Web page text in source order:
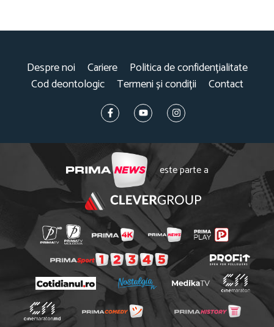
Despre noi Cariere
Politica de confidențialitate
Cod deontologic
Termeni și condiții Contact
este parte a